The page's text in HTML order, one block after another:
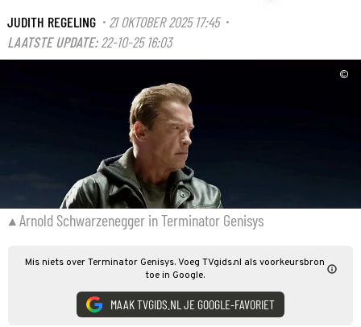
JUDITH REGELING · 21 OKTOBER 2025 17:45·
LAATSTE UPDATE: 22-10-25 16:03
©
Arnold Schwarzenegger in Terminator Genisys
Mis niets over Terminator Genisys. Voeg TVgids.nl als voorkeursbron
toe in Google.
MAAK TVGIDS.NL JE GOOGLE-FAVORIET